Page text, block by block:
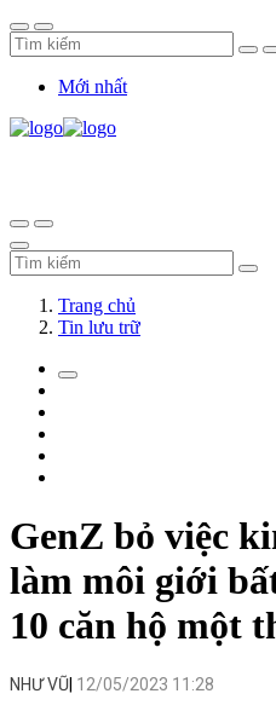
Mới nhất
Trang chủ
Tin lưu trữ
GenZ bỏ việc
làm môi giới
10 căn hộ một
NHƯ VŨ 12/05/2023 11:28